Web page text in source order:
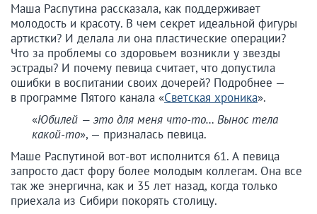
Маша Распутина рассказала, как поддерживает
молодость и красоту. В чем секрет идеальной фигуры
артистки? И делала ли она пластические операции?
Что за проблемы со здоровьем возникли у звезды
эстрады? И почему певица считает, что допустила
ошибки в воспитании своих дочерей? Подробнее —
в программе Пятого канала «Светская хроника».
«Юбилей — это для меня что-то… Вынос тела
какой-то», — призналась певица.
Маше Распутиной вот-вот исполнится 61. А певица
запросто даст фору более молодым коллегам. Она все
так же энергична, как и 35 лет назад, когда только
приехала из Сибири покорять столицу.